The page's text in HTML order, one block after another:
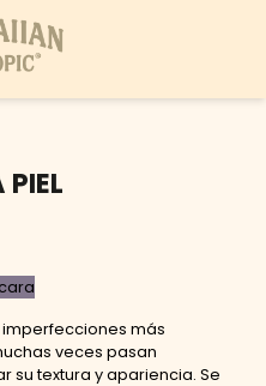
PIEL
más
veces pasan
su textura y apariencia. Se